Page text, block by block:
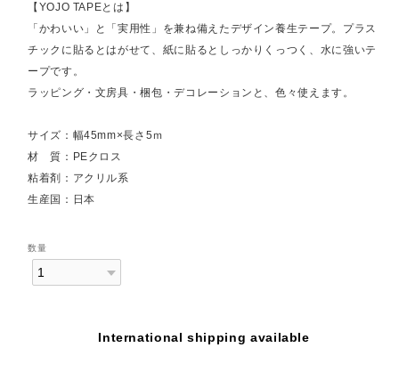
【YOJO TAPEとは】
「かわいい」と「実用性」を兼ね備えたデザイン養生テープ。プラス
チックに貼るとはがせて、紙に貼るとしっかりくっつく、水に強いテ
ープです。
ラッピング・文房具・梱包・デコレーションと、色々使えます。
サイズ：幅45mm×長さ5ｍ
材 質：PEクロス
粘着剤：アクリル系
生産国：日本
数量
International shipping available